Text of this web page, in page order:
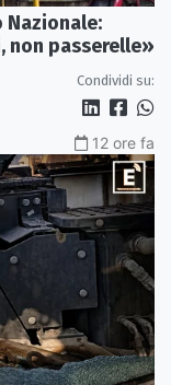
Nazionale:
non passerelle»
Condividi su:
12 ore fa